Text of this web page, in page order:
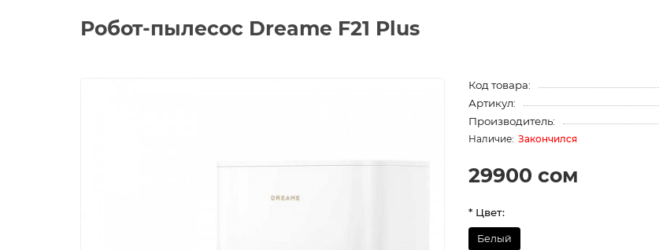
Робот-пылесос Dreame F21 Plus
Код товара:
Артикул:
Производитель:
Закончился
29900 сом
* Цвет:
Белый